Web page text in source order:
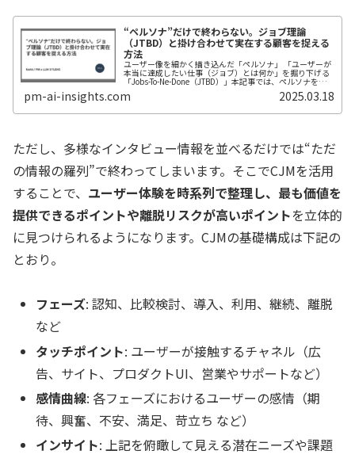
“ペルソナ”だけで終わらない。ジョブ理論
（JTBD）と掛け合わせて実在する顧客を捉える
方法
ユーザー像を細かく描き込んだ「ペルソナ」 「ユーザーが
本当に達成したい仕事（ジョブ）とは何か」を掘り下げる
「Jobs-To-Ne-Done（JTBD）」本記事では、ペルソナを
JTBDと組み合わせてより本質的な課題を発見するアプロー
チを紹介解...
pm-ai-insights.com 2025.03.18
ただし、多様なインタビュー情報を並べるだけでは“ただ
の情報の羅列”で終わってしまいます。そこでCJMを活用
することで、 ユーザー体験を時系列で整理し、最も価値を
提供できるポイントや離脱リスクが高いポイントを立体的
に見つけられるようになります。CJMの基礎構成は下記の
とおり。
フェーズ: 認知、比較検討、導入、利用、継続、離脱
など
タッチポイント: ユーザーが接触するチャネル（広
告、サイト、プロダクトUI、営業やサポートなど）
感情曲線: 各フェーズにおけるユーザーの感情（期
待、興奮、不安、満足、苛立ち など）
インサイト: 上記を俯瞰して見える潜在ニーズや課題